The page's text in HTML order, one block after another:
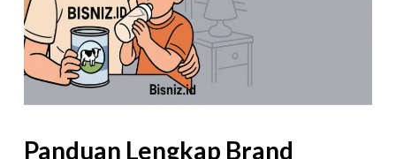
Panduan Lengkap Brand